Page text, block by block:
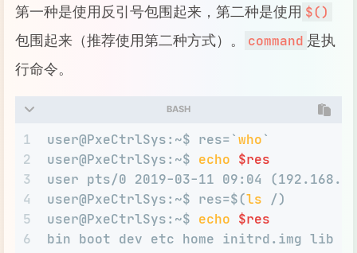
第一种是使用反引号包围起来，第二种是使用 $()
包围起来（推荐使用第二种方式）。 command 是执
行命令。
BASH
1
2
3
4
5
6
user@PxeCtrlSys:~$ res=` who `
user@PxeCtrlSys:~$ echo $res
user pts/0 2019-03-11 09:04
user@PxeCtrlSys:~$ res=$(ls /)
user@PxeCtrlSys:~$ echo $res
bin boot dev etc home initrd.img lib